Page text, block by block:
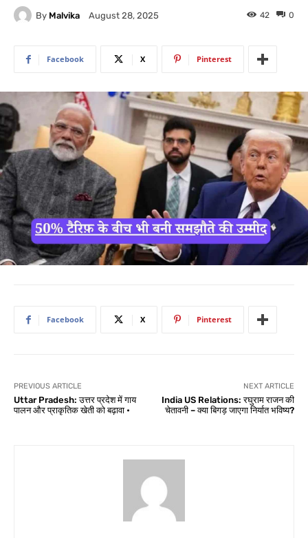
By Malvika August 28, 2025 0
42
Facebook X Pinterest
Facebook X Pinterest
PREVIOUS ARTICLE
Uttar Pradesh: उत्तर प्रदेश में गाय
पालन और प्राकृतिक खेती को बढ़ावा •
NEXT ARTICLE
India US Relations: रघुराम राजन की
चेतावनी – क्या बिगड़ जाएगा निर्यात भविष्य?